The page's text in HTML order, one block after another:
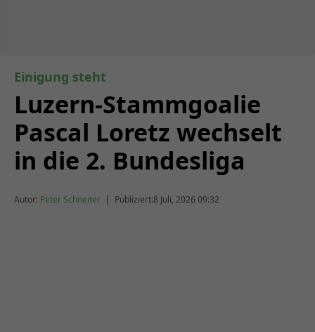
Einigung steht
Luzern-Stammgoalie
Pascal Loretz wechselt
in die 2. Bundesliga
Autor: Peter Schneiter | Publiziert:8 Juli, 2026 09:32